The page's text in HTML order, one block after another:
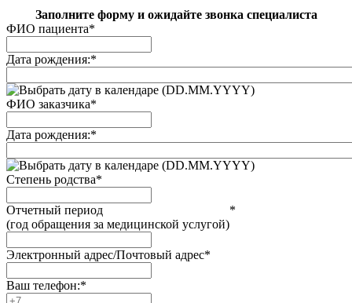
Заполните форму и ожидайте звонка специалиста
ФИО пациента*
Дата рождения:*
(DD.MM.YYYY)
ФИО заказчика*
Дата рождения:*
(DD.MM.YYYY)
Степень родства*
Отчетный период
(год обращения за медицинской услугой)
*
Электронный адрес/Почтовый адрес*
Ваш телефон:*